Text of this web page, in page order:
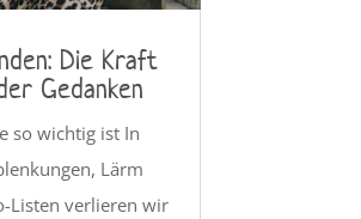
Die Kraft
Gedanken
so wichtig ist In
Lärm
Listen verlieren wir